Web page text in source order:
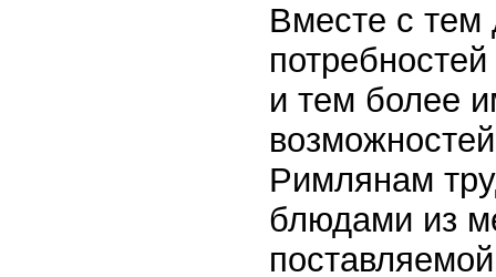
Вместе с тем
и тем более
Римлянам
блюдами из